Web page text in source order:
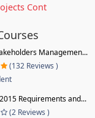
Cont
Managemen...
(132 Reviews )
Requirements and...
(2 Reviews )